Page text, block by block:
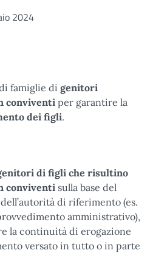
2024
famiglie di genitori
conviventiper garantire la
dei figli.
di figli che risultino
conviventi sulla base del
di riferimento (es.
amministrativo),
la continuità di erogazione
versato in tutto o in parte